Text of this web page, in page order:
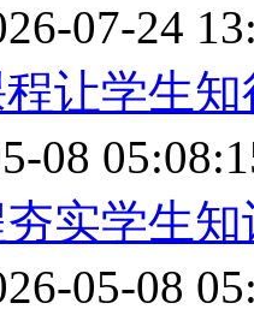
07-24
让学生
08
实学生
05-08